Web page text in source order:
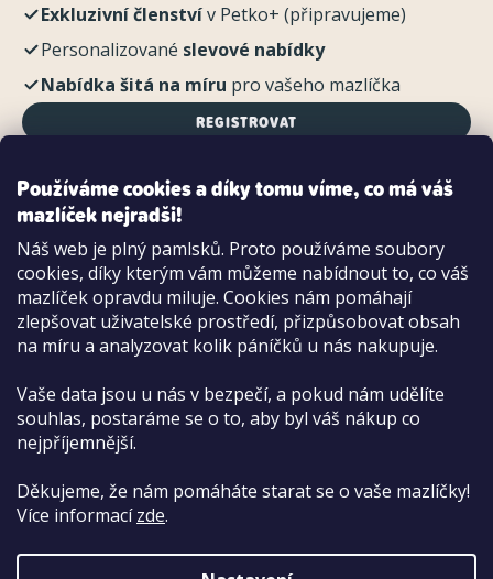
Používáme cookies a díky tomu víme, co má váš
mazlíček nejradši!
Náš web je plný pamlsků. Proto používáme soubory
cookies, díky kterým vám můžeme nabídnout to, co váš
mazlíček opravdu miluje. Cookies nám pomáhají
zlepšovat uživatelské prostředí, přizpůsobovat obsah
na míru a analyzovat kolik páníčků u nás nakupuje.
Vaše data jsou u nás v bezpečí, a pokud nám udělíte
souhlas, postaráme se o to, aby byl váš nákup co
nejpříjemnější.
Děkujeme, že nám pomáháte starat se o vaše mazlíčky!
Více informacízde.
Exkluzivní členstvív Petko+ (připravujeme)
Personalizované slevové nabídky
Nabídka šitá na míru pro vašeho mazlíčka
REGISTROVAT
Možnosti platby:
Dobírkou
Hotově i kartou na pobočce